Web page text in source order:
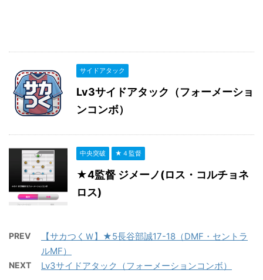
サイドアタック
Lv3サイドアタック（フォーメーショ
ンコンボ）
中央突破 ★４監督
★4監督 ジメーノ(ロス・コルチョネ
ロス)
PREV
【サカつくＷ】★5長谷部誠17-18（DMF・セントラ
ルMF）
NEXT Lv3サイドアタック（フォーメーションコンボ）